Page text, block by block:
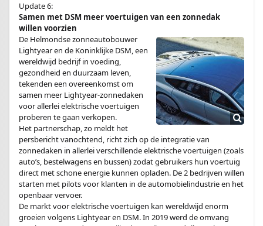
Update 6:
Samen met DSM meer voertuigen van een zonnedak
willen voorzien
De Helmondse zonneautobouwer
Lightyear en de Koninklijke DSM, een
wereldwijd bedrijf in voeding,
gezondheid en duurzaam leven,
tekenden een overeenkomst om
samen meer Lightyear-zonnedaken
voor allerlei elektrische voertuigen
proberen te gaan verkopen.
Het partnerschap, zo meldt het
persbericht vanochtend, richt zich op de integratie van
zonnedaken in allerlei verschillende elektrische voertuigen (zoals
auto’s, bestelwagens en bussen) zodat gebruikers hun voertuig
direct met schone energie kunnen opladen. De 2 bedrijven willen
starten met pilots voor klanten in de automobielindustrie en het
openbaar vervoer.
De markt voor elektrische voertuigen kan wereldwijd enorm
groeien volgens Lightyear en DSM. In 2019 werd de omvang